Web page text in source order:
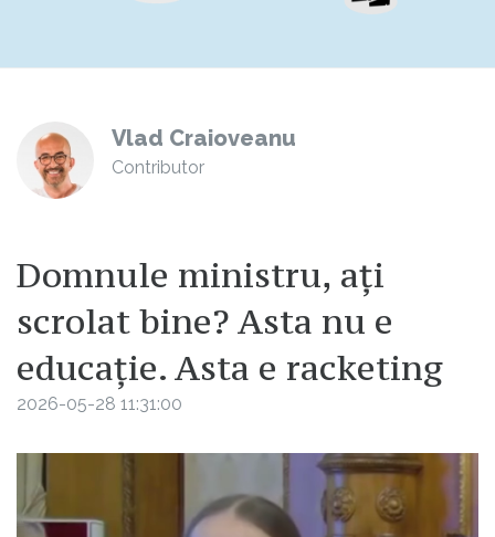
Vlad Craioveanu
Contributor
Domnule ministru, ați
scrolat bine? Asta nu e
educație. Asta e racketing
2026-05-28 11:31:00